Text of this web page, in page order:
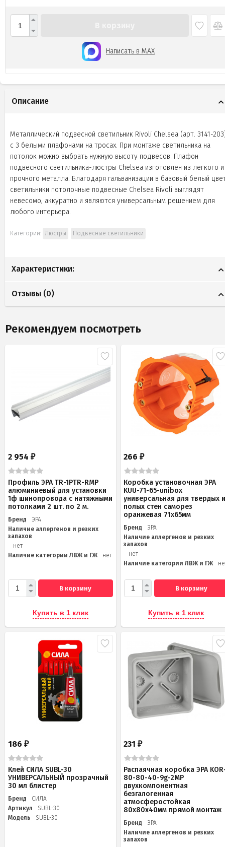
Написать в MAX
Описание
Металлический подвесной светильник Rivoli Chelsea (арт. 3141-
с 3 белыми плафонами на тросах. При монтаже светильника на
потолок можно выбрать нужную высоту подвесов. Плафон
подвесного светильника-люстры Chelsea изготовлен из легкого и
прочного металла. Благодаря гальванизации в базовый белый
светильники потолочные подвесные Chelsea Rivoli выглядят
невесомо, аккуратно и являются универсальным решением для
любого интерьера.
Категории: Люстры Подвесные светильники
Характеристики:
Отзывы (0)
Рекомендуем посмотреть
2 954 ₽
Профиль ЭРА TR-1PTR-RMP
алюминиевый для установки
1ф шинопровода с натяжными
потолками 2 шт. по 2 м.
Бренд
ЭРА
Наличие аллергенов и резких
запахов
нет
Наличие категории ЛВЖ и ГЖ
нет
В корзину
Купить в 1 клик
266₽
Коробка установочная ЭРА
KUU-71-65-unibox
универсальная для твердых
полых стен саморез
оранжевая 71х65мм
Бренд
ЭРА
Наличие аллергенов и резких
запахов
нет
Наличие категории ЛВЖ и ГЖ
В корзину
Купить в 1 клик
186 ₽
Клей СИЛА SUBL-30
УНИВЕРСАЛЬНЫЙ прозрачный
30 мл блистер
Бренд
СИЛА
Артикул
SUBL-30
Модель
SUBL-30
231₽
Распаячная коробка ЭРА
80-80-40-9g-2MP
двухкомпонентная
безгалогенная
атмосферостойкая
80х80х40мм прямой монтаж
Бренд
ЭРА
Наличие аллергенов и резких
запахов